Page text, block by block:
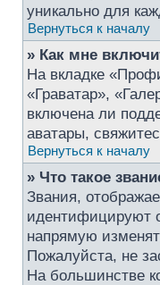
уникально для
Вернуться к началу
» Как мне
На вкладке
«Граватар»,
включена ли
аватары,
Вернуться к началу
» Что такое
Звания,
идентифицируют
напрямую
Пожалуйста, не
На большинстве